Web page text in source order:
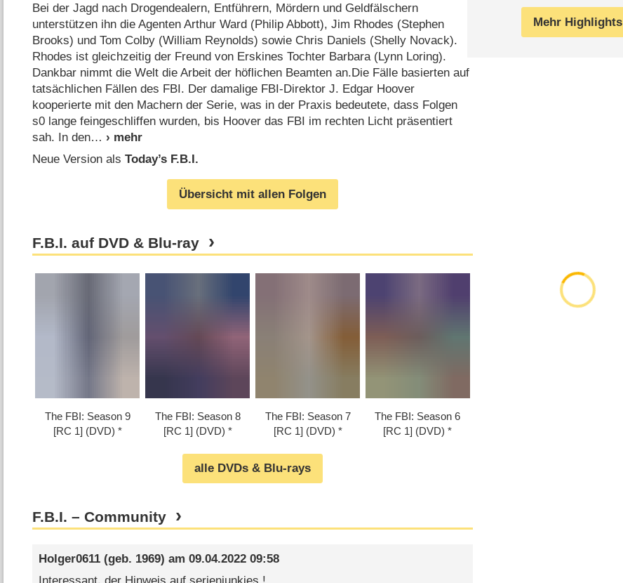
Bei der Jagd nach Drogendealern, Entführern, Mördern und Geldfälschern
unterstützen ihn die Agenten Arthur Ward (Philip Abbott), Jim Rhodes (Stephen
Brooks) und Tom Colby (William Reynolds) sowie Chris Daniels (Shelly Novack).
Rhodes ist gleichzeitig der Freund von Erskines Tochter Barbara (Lynn Loring).
Dankbar nimmt die Welt die Arbeit der höflichen Beamten an.Die Fälle basierten auf
tatsächlichen Fällen des FBI. Der damalige FBI-Direktor J. Edgar Hoover
kooperierte mit den Machern der Serie, was in der Praxis bedeutete, dass Folgen
s0 lange feingeschliffen wurden, bis Hoover das FBI im rechten Licht präsentiert
sah. In den
Neue Version alsToday’s F.B.I.
Übersicht mit allen Folgen
F.B.I. auf DVD & Blu-ray
The FBI: Season 9
[RC 1] (DVD)
The FBI: Season 8
[RC 1] (DVD)
The FBI: Season 7
[RC 1] (DVD)
The FBI: Season 6
[RC 1] (DVD)
alle DVDs & Blu-rays
F.B.I. – Community
Holger0611(geb. 1969) am 09.04.2022 09:58
Mehr Highlights